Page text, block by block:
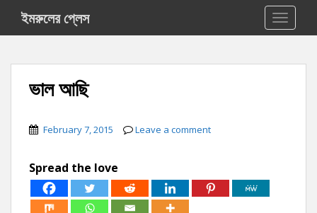
i
ইমরুলের প্লেস
ভাল আছি
February 7, 2015 Leave a comment
Spread the love